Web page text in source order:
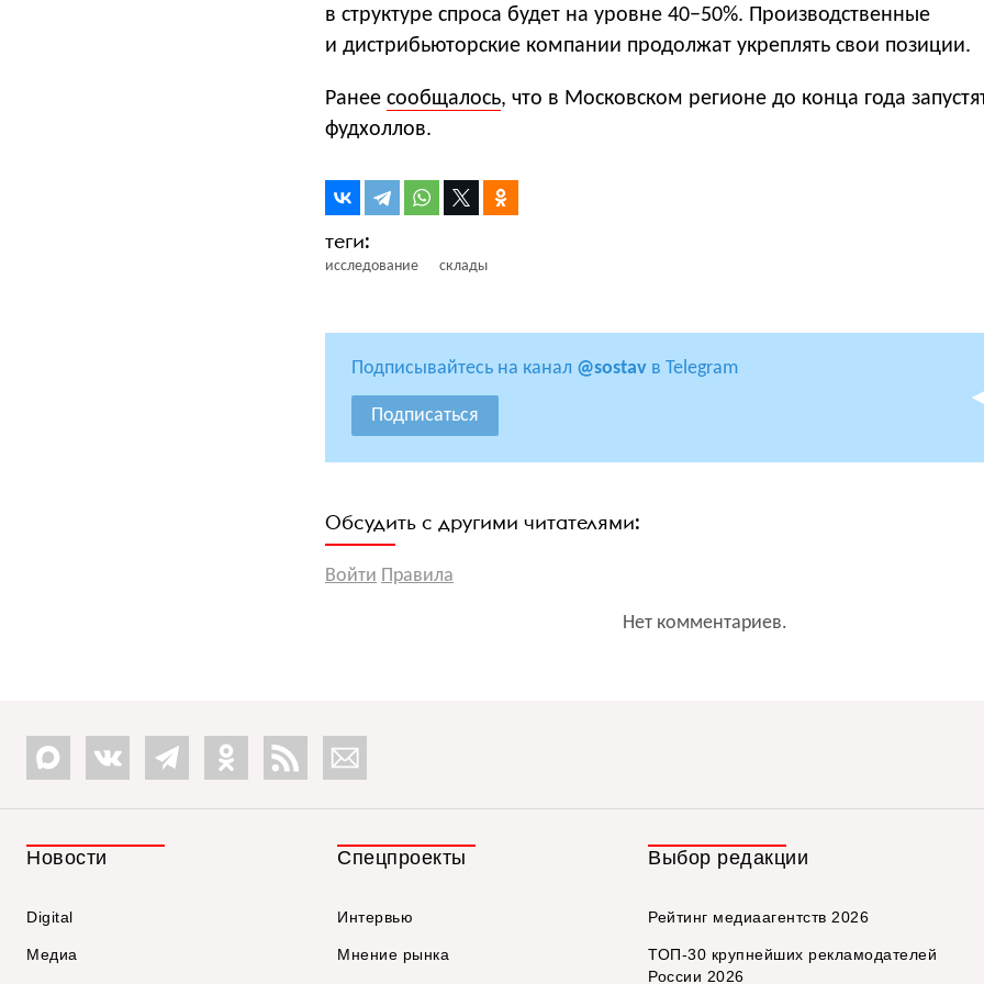
в структуре спроса будет на уровне 40−50%. Производственные
и дистрибьюторские компании продолжат укреплять свои позиции.
Ранее сообщалось, что в Московском регионе до конца года
фудхоллов.
исследование склады
Подписывайтесь на канал @sostav в Telegram
Подписаться
Обсудить с другими читателями:
Войти Правила
Нет комментариев.
Новости
Digital
Медиа
Спецпроекты
Интервью
Мнение рынка
Выбор редакции
Рейтинг медиаагентств 2026
ТОП-30 крупнейших рекламодателей
России 2026